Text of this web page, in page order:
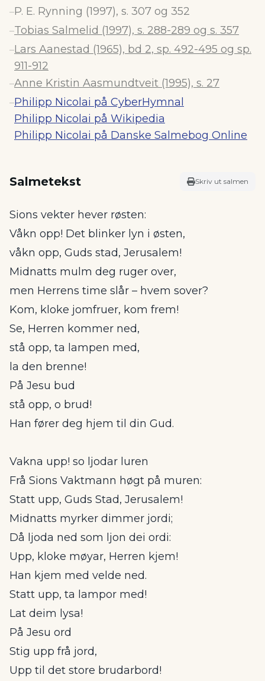
–P. E. Rynning (1997), s. 307 og 352
–Tobias Salmelid (1997), s. 288-289 og s. 357
–Lars Aanestad (1965), bd 2, sp. 492-495 og sp.
911-912
–Anne Kristin Aasmundtveit (1995), s. 27
–Philipp Nicolai på CyberHymnal
Philipp Nicolai på Wikipedia
Philipp Nicolai på Danske Salmebog Online
Salmetekst Skriv ut salmen
Sions vekter hever røsten:
Våkn opp! Det blinker lyn i østen,
våkn opp, Guds stad, Jerusalem!
Midnatts mulm deg ruger over,
men Herrens time slår – hvem sover?
Kom, kloke jomfruer, kom frem!
Se, Herren kommer ned,
stå opp, ta lampen med,
la den brenne!
På Jesu bud
stå opp, o brud!
Han fører deg hjem til din Gud.
Vakna upp! so ljodar luren
Frå Sions Vaktmann høgt på muren:
Statt upp, Guds Stad, Jerusalem!
Midnatts myrker dimmer jordi;
Då ljoda ned som ljon dei ordi:
Upp, kloke møyar, Herren kjem!
Han kjem med velde ned.
Statt upp, ta lampor med!
Lat deim lysa!
På Jesu ord
Stig upp frå jord,
Upp til det store brudarbord!